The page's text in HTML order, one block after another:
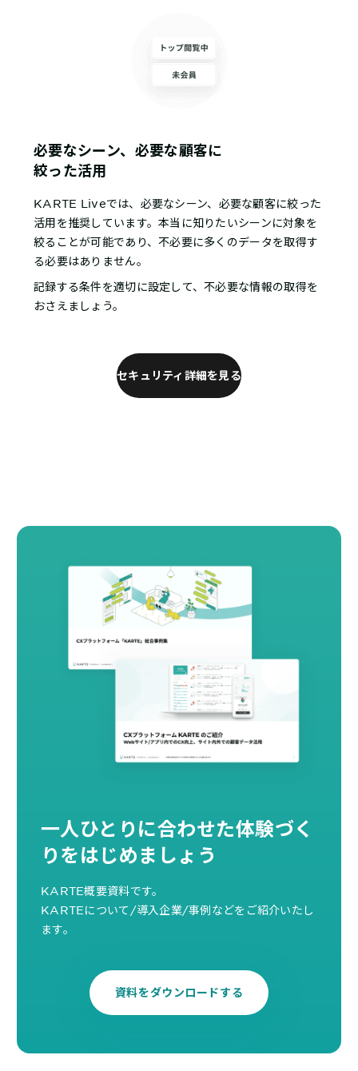
必要なシーン、必要な顧客に
絞った活用
KARTE Liveでは、必要なシーン、必要な顧客に絞った
活用を推奨しています。本当に知りたいシーンに対象を
絞ることが可能であり、不必要に多くのデータを取得す
る必要はありません。
記録する条件を適切に設定して、不必要な情報の取得を
おさえましょう。
セキュリティ詳細を見る
一人ひとりに合わせた体験づく
りをはじめましょう
KARTE概要資料です。
KARTEについて/導入企業/事例などをご紹介いたし
ます。
資料をダウンロードする